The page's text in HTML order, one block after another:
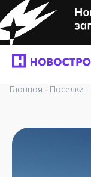
Главная · Поселки ·